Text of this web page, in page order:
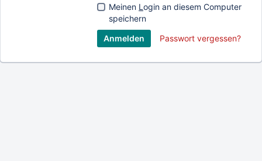
Meinen L ogin an diesem Computer
speichern
Passwort vergessen?